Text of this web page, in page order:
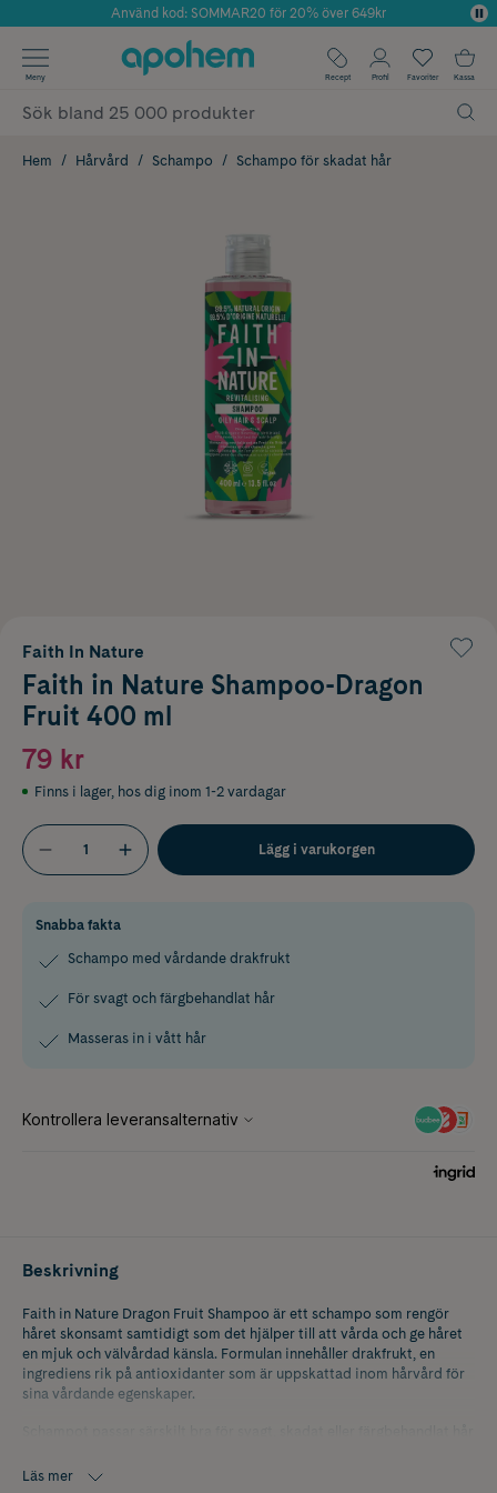
Årets Butik 2025 inom Skönhet
Använd kod: SOMMAR20 för 20% över 649kr
✓ Fri frakt
✓ Poäng på alla köp*
Meny Recept Profil Favoriter Kassa
Hem Hårvård Schampo Schampo för skadat hår
Faith In Nature
Faith in Nature Shampoo-Dragon
Fruit 400 ml
79 kr
Finns i lager, hos dig inom 1-2 vardagar
Lägg i varukorgen
Snabba fakta
Schampo med vårdande drakfrukt
För svagt och färgbehandlat hår
Masseras in i vått hår
Beskrivning
Faith in Nature Dragon Fruit Shampoo är ett schampo som rengör
håret skonsamt samtidigt som det hjälper till att vårda och ge håret
en mjuk och välvårdad känsla. Formulan innehåller drakfrukt, en
ingrediens rik på antioxidanter som är uppskattad inom hårvård för
sina vårdande egenskaper.
avlägsna smuts och orenheter utan att kännas uttorkande, samtidigt
Läs mer